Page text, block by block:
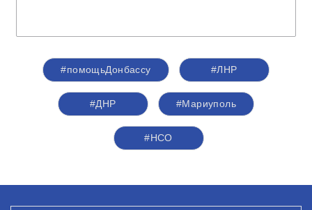
#помощьДонбассу #ЛНР
#ДНР #Мариуполь
#НСО